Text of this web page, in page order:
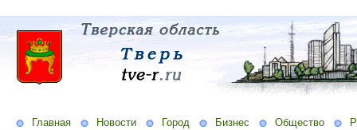
Главная Новости Город Бизнес Общество